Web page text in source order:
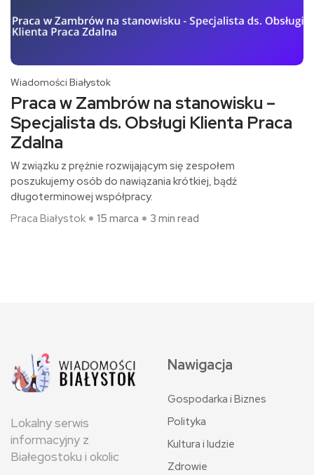
Wiadomości Białystok
Praca w Zambrów na stanowisku –
Specjalista ds. Obsługi Klienta Praca
Zdalna
W związku z prężnie rozwijającym się zespołem
poszukujemy osób do nawiązania krótkiej, bądź
długoterminowej współpracy.
Praca Białystok
15 marca 3 min read
Lokalny serwis
informacyjny z
Białegostoku i okolic
Nawigacja
Gospodarka i Biznes
Polityka
Kultura i ludzie
Zdrowie